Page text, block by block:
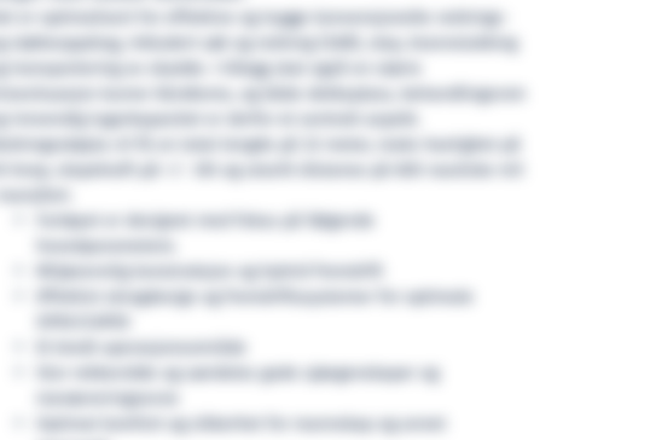
Det er optimalisert for effektive og trygge konvensjonelle rednings-
og støtteoppdrag, inkludert søk og redning (SAR), slep, brannslukking
og transportering av skadde. I tillegg skal også̊ en større
krisesituasjon kunne håndteres, og både dekksplass, behandlingsrom
og innvendig lugarkapasitet er derfor et sentralt aspekt.
Redningsskøyta vil få en total lengde på 32 meter, maks hastighet på
Fartøyet er designet med fokus på følgende
hovedparametere.
Miljøvennlig konstruksjon og hybrid fremdrift
Effektivt skrogdesign og fremdriftssystemer for optimale
OPEX/CAPEX
Et bredt operasjonsområde
Stor rekkevidde og særdeles gode sjøegenskaper og
manøvreringsevne
Optimal komfort og sikkerhet for mannskap og annet